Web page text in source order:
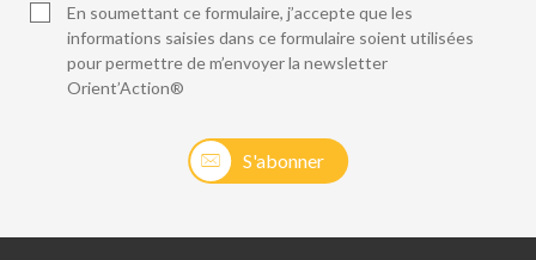
S'abonner
En soumettant ce formulaire, j’accepte que les
informations saisies dans ce formulaire soient utilisées
pour permettre de m’envoyer la newsletter
Orient’Action®